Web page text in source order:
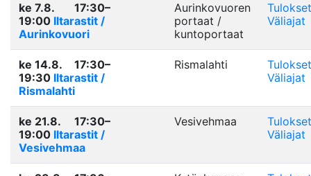
ke 7.8.
17:30–
19:00 Iltarastit /
Aurinkovuori
Aurinkovuoren
portaat /
kuntoportaat
Tulokset
Väliajat
ke 14.8.
17:30–
19:30 Iltarastit /
Rismalahti
Rismalahti
Tulokset
Väliajat
ke 21.8.
17:30–
19:00 Iltarastit /
Vesivehmaa
Vesivehmaa
Tulokset
Väliajat